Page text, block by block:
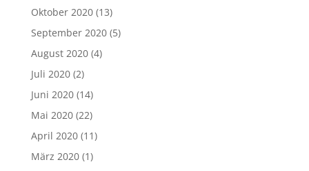
Oktober 2020(13)
September 2020(5)
August 2020(4)
Juli 2020(2)
Juni 2020(14)
Mai 2020(22)
April 2020(11)
März 2020(1)